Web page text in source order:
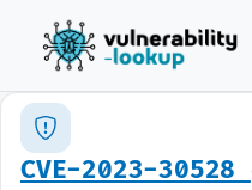
CVE-2023-30528